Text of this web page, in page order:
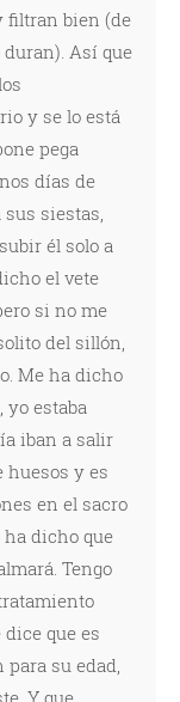
filtran bien (de
Así que
y se lo está
pega
días de
siestas,
él solo a
el vete
si no me
del sillón,
Me ha dicho
yo estaba
iban a salir
huesos y es
en el sacro
ha dicho que
Tengo
que es
su edad,
Y que